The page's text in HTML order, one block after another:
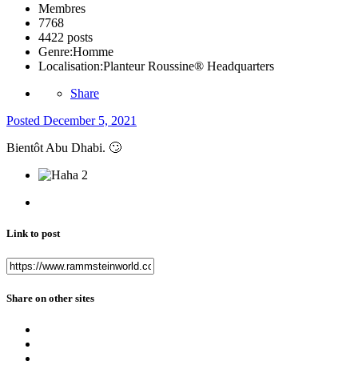
Membres
7768
4422 posts
Genre:Homme
Localisation:Planteur Roussine® Headquarters
Share
Posted December 5, 2021
Bientôt Abu Dhabi. 🙄
2
Link to post
Share on other sites